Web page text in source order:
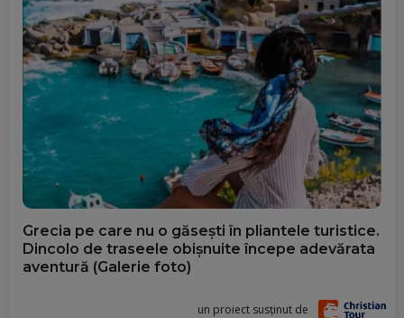
Grecia pe care nu o găsești în pliantele turistice.
Dincolo de traseele obișnuite începe adevărata
aventură (Galerie foto)
un proiect susținut de